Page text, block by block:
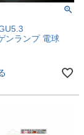
ンランプ 電球